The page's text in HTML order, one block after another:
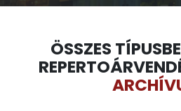
ÖSSZES TÍPUS
REPERTOÁR